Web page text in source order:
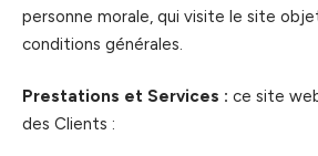
personne morale, qui visite le site
conditions générales.
Prestations et Services : ce site
des Clients :